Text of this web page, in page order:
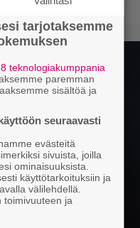
tarjotaksemme
teknologiakumppania
paremman
sisältöä ja
seuraavasti
evästeitä
sivuista, joilla
ominaisuuksista.
käyttötarkoituksiin ja
välilehdellä.
toimivuuteen ja